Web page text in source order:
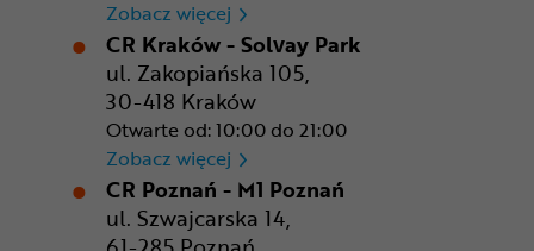
Zobacz więcej CR Gdańsk - Morski Park
CR Kraków - Solvay Park
ul. Zakopiańska 105,
30-418 Kraków
Otwarte od: 10:00 do 21:00
Zobacz więcej CR Kraków - Solvay Park
CR Poznań - M1 Poznań
ul. Szwajcarska 14,